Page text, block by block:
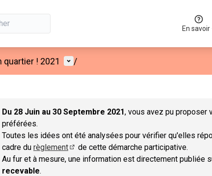
En savoir
! 2021 Menu utilisateur
/
carte
Du 28 Juin au 30 Septembre 2021, vous avez pu proposer
préférées.
Toutes les idées ont été analysées pour vérifier qu'elles
cadre du règlement
(S'ouvre dans un nouvel onglet)
de cette démarche participative.
Au fur et à mesure, une information est directement publiée
recevable.